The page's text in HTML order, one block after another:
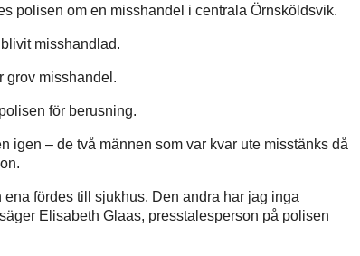
polisen om en misshandel i centrala Örnsköldsvik.
misshandlad.
grov misshandel.
för berusning.
igen – de två männen som var kvar ute misstänks då
fördes till sjukhus. Den andra har jag inga
Elisabeth Glaas, presstalesperson på polisen